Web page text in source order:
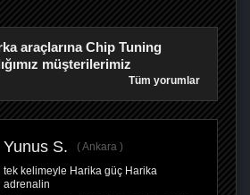
araçlarına Chip Tuning
müşterilerimiz
Tüm yorumlar
Yunus S.
Ankara
tek kelimeyle Harika güç Harika
adrenalin